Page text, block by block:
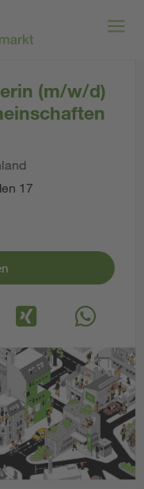
(m/w/d)
17